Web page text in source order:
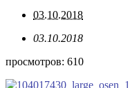
03.10.2018
03.10.2018
просмотров: 610